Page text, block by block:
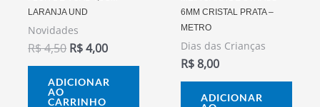
LARANJA UND
Novidades
R$4,50 R$4,00
ADICIONAR
AO
CARRINHO
6MM CRISTAL PRATA –
METRO
Dias das Crianças
R$8,00
ADICIONAR